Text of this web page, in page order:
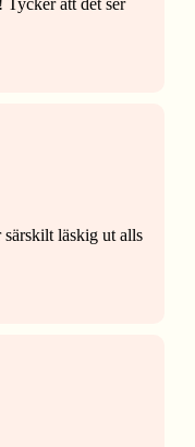
Tycker att det ser
särskilt läskig ut alls